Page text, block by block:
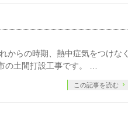
からの時期、熱中症気をつけなく
土間打設工事です。 …
この記事を読む